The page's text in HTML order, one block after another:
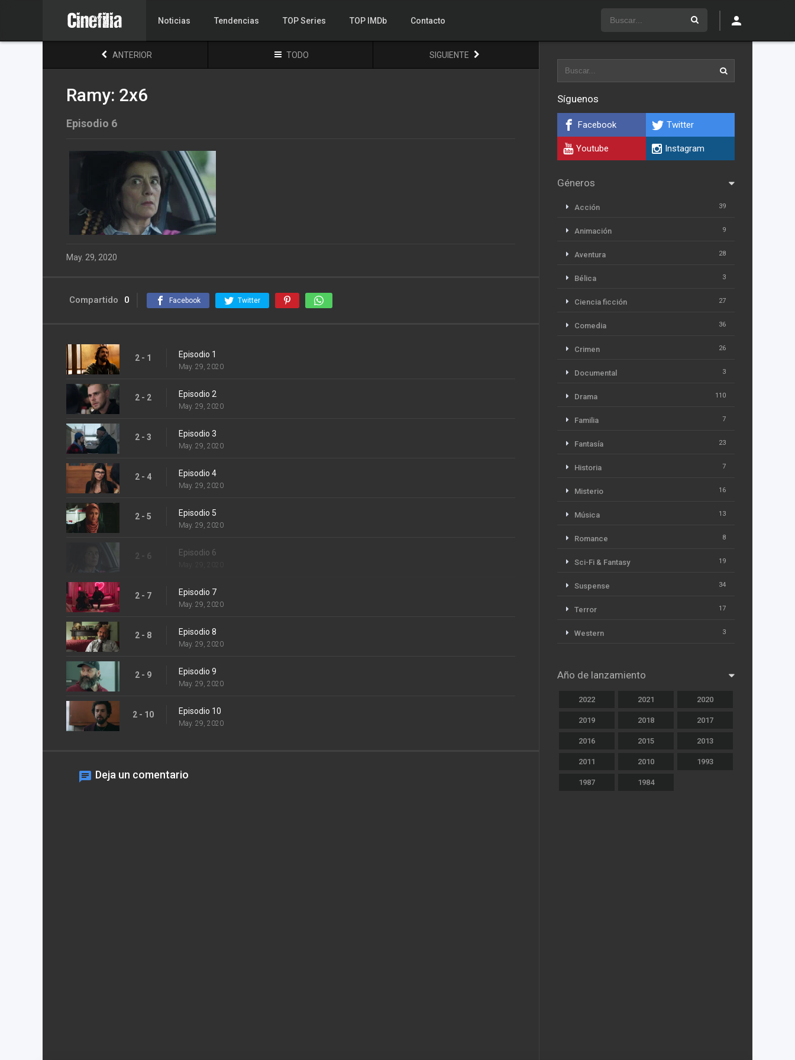
Noticias Tendencias TOP Series TOP IMDb Contacto
ANTERIOR TODO SIGUIENTE
Ramy: 2x6
Episodio 6
May. 29, 2020
Compartido 0 Facebook Twitter
2 - 1 Episodio 1
May. 29, 2020
2 - 2 Episodio 2
May. 29, 2020
2 - 3 Episodio 3
May. 29, 2020
2 - 4 Episodio 4
May. 29, 2020
2 - 5 Episodio 5
May. 29, 2020
2 - 6 Episodio 6
2 - 7 Episodio 7
May. 29, 2020
2 - 8 Episodio 8
May. 29, 2020
2 - 9 Episodio 9
May. 29, 2020
2 - 10 Episodio 10
May. 29, 2020
Deja un comentario
Síguenos
Facebook Twitter
Youtube Instagram
Géneros
Acción 39
Animación 9
Aventura 28
Bélica 3
Ciencia ficción 27
Comedia 36
Crimen 26
Documental 3
Drama 110
Familia 7
Fantasía 23
Historia 7
Misterio 16
Música 13
Romance 8
Sci-Fi & Fantasy 19
Suspense 34
Terror 17
Western 3
Año de lanzamiento
2022 2021 2020
2019 2018 2017
2016 2015 2013
2011 2010 1993
1987 1984